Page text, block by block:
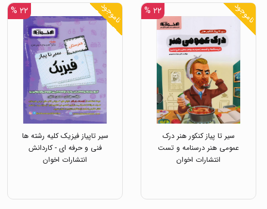
ناموجود ۲۲ %
سیر تا پیاز کنکور هنر درک
عمومی هنر درسنامه و تست
انتشارات اخوان
ناموجود ۲۲ %
سیر تاپیاز فیزیک کلیه رشته ها
فنی و حرفه ای - کاردانش
انتشارات اخوان